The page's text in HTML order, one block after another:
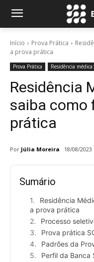
Início Prova Prática
a prova prática
Prova Prática Residência
Residência
saiba como
prática
Por Júlia Moreira 18/08/2023
Sumário
Residência
a prova prática
Processo
Prova prática
Padrões da
Perfil da Banca